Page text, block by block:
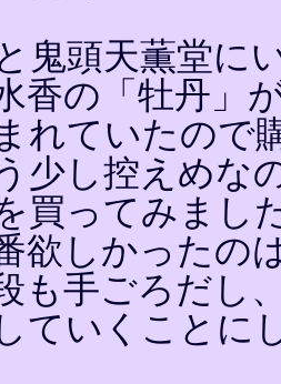
鬼頭天薫堂に
香の「牡丹」
れていたので
少し控えめな
買ってみまし
欲しかったの
も手ごろだし
ていくことに